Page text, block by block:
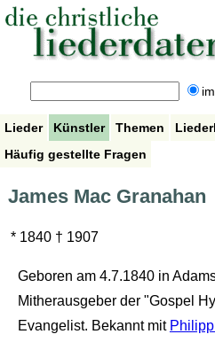
Lieder Künstler Themen
Häufig gestellte Fragen
James Mac Granahan
* 1840 † 1907
Geboren am 4.7.1840 in
Mitherausgeber der "Gospel
Evangelist. Bekannt mit